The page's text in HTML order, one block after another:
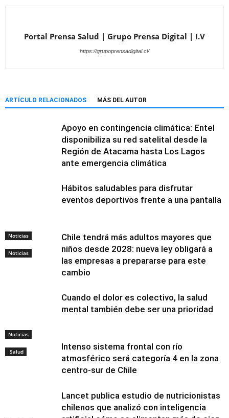
Portal Prensa Salud | Grupo Prensa Digital | I.V
https://grupoprensadigital.cl/
ARTÍCULO RELACIONADOS MÁS DEL AUTOR
Noticias
Apoyo en contingencia climática: Entel
disponibiliza su red satelital desde la
Región de Atacama hasta Los Lagos
ante emergencia climática
Noticias
Hábitos saludables para disfrutar
eventos deportivos frente a una pantalla
Noticias
Chile tendrá más adultos mayores que
niños desde 2028: nueva ley obligará a
las empresas a prepararse para este
cambio
Salud
Cuando el dolor es colectivo, la salud
mental también debe ser una prioridad
Intenso sistema frontal con río
atmosférico será categoría 4 en la zona
centro-sur de Chile
Lancet publica estudio de nutricionistas
chilenos que analizó con inteligencia